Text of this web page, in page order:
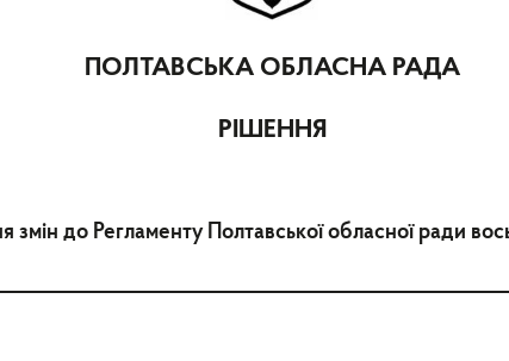
ПОЛТАВСЬКА ОБЛАСНА РАДА
РІШЕННЯ
змін до Регламенту Полтавської обласної ради